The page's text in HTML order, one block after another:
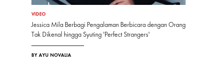
VIDEO
Jessica Mila Berbagi Pengalaman Berbicara dengan Orang
Tak Dikenal hingga Syuting 'Perfect Strangers'
BY AYU NOVALIA